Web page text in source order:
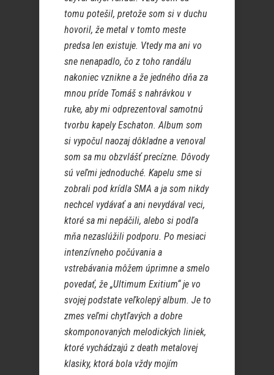
tomu potešil, pretože som si v duchu
hovoril, že metal v tomto meste
predsa len existuje. Vtedy ma ani vo
sne nenapadlo, čo z toho randálu
nakoniec vznikne a že jedného dňa za
mnou príde Tomáš s nahrávkou v
ruke, aby mi odprezentoval samotnú
tvorbu kapely Eschaton. Album som
si vypočul naozaj dôkladne a venoval
som sa mu obzvlášť precízne. Dôvody
sú veľmi jednoduché. Kapelu sme si
zobrali pod krídla SMA a ja som nikdy
nechcel vydávať a ani nevydával veci,
ktoré sa mi nepáčili, alebo si podľa
mňa nezaslúžili podporu. Po mesiaci
intenzívneho počúvania a
vstrebávania môžem úprimne a smelo
povedať, že „Ultimum Exitium“ je vo
svojej podstate veľkolepý album. Je to
zmes veľmi chytľavých a dobre
skomponovaných melodických liniek,
ktoré vychádzajú z death metalovej
klasiky, ktorá bola vždy mojím